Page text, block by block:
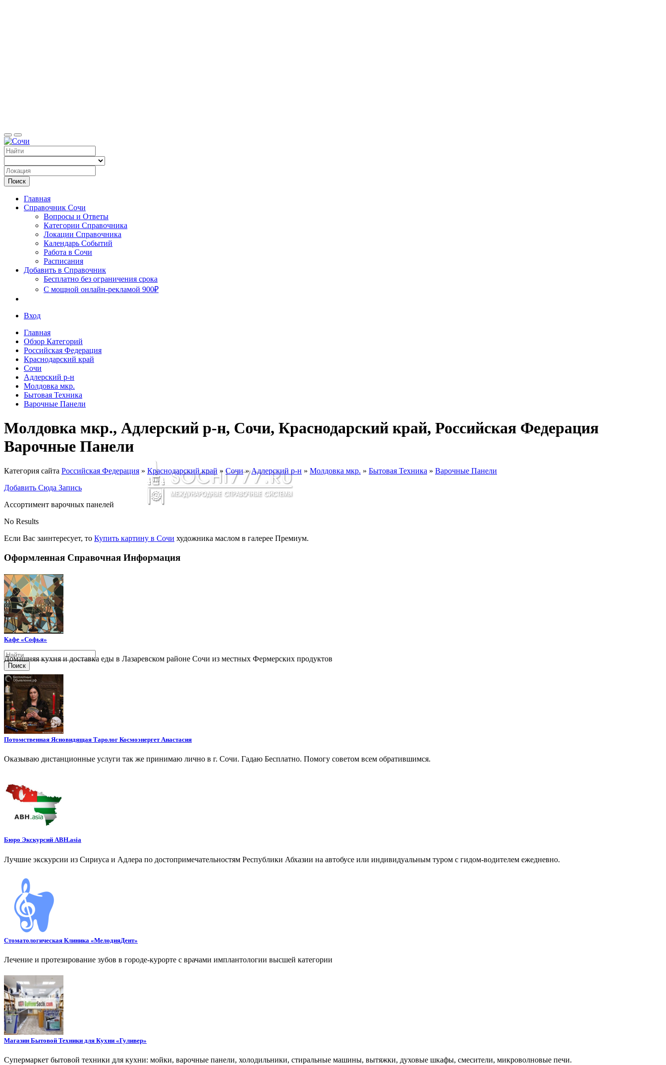
Сочи
Поиск
Поиск
Главная
Справочник Сочи
Вопросы и Ответы
Категории Справочника
Локации Справочника
Календарь Событий
Работа в Сочи
Расписания
Добавить в Справочник
Бесплатно без ограничения срока
С мощной онлайн-рекламой 900₽
Вход
Главная
Обзор Категорий
Российская Федерация
Краснодарский край
Сочи
Адлерский р-н
Молдовка мкр.
Бытовая Техника
Варочные Панели
Молдовка мкр., Адлерский р-н, Сочи, Краснодарский край, Российская Федерация
Варочные Панели
Категория сайта Российская Федерация » Краснодарский край » Сочи»Адлерский р-н » Молдовка мкр. » Бытовая Техника » Варочные Панели
Добавить Сюда Запись
Ассортимент варочных панелей
No Results
Если Вас заинтересует, то Купить картину в Сочи художника маслом в галерее Премиум.
Оформленная Справочная Информация
Кафе «Софья»
Домашняя кухня и доставка еды в Лазаревском районе Сочи из местных Фермерских продуктов
Потомственная Ясновидящая Таролог Космоэнергет Анастасия
Оказываю дистанционные услуги так же принимаю лично в г. Сочи. Гадаю Бесплатно. Помогу советом всем обратившимся.
Бюро Экскурсий ABH.asia
Лучшие экскурсии из Сириуса и Адлера по достопримечательностям Республики Абхазии на автобусе или индивидуальным туром с гидом-водителем ежедневно.
Стоматологическая Клиника «МелодияДент»
Лечение и протезирование зубов в городе-курорте с врачами имплантологии высшей категории
Магазин Бытовой Техники для Кухни «Гуливер»
Супермаркет бытовой техники для кухни: мойки, варочные панели, холодильники, стиральные машины, вытяжки, духовые шкафы, смесители, микроволновые печи.